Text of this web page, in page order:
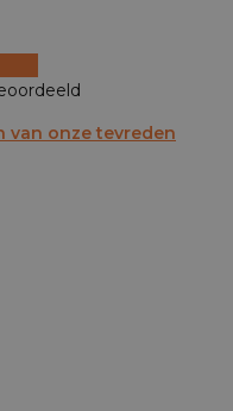
van onze tevreden